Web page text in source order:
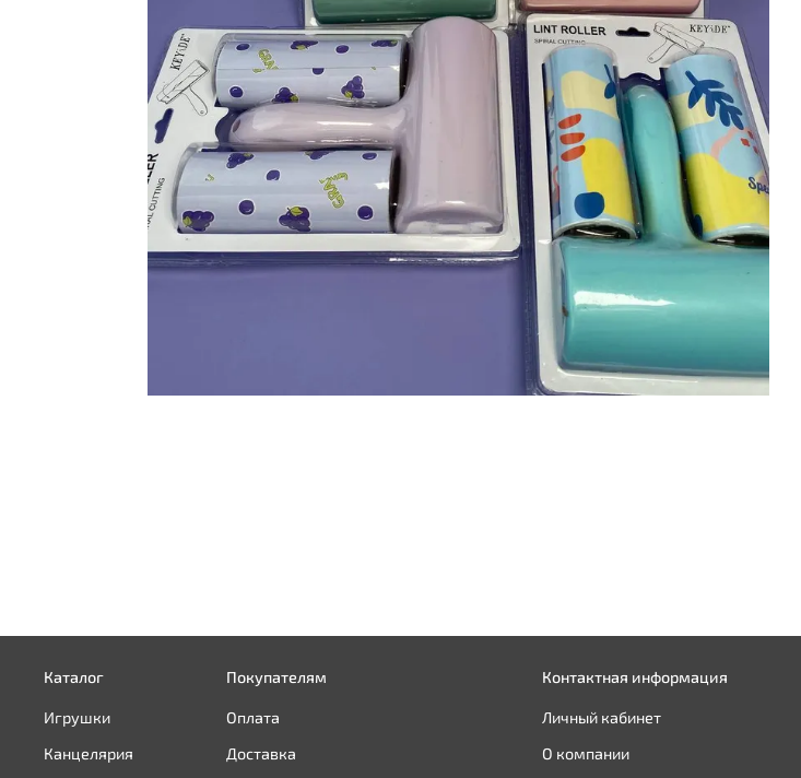
Каталог
Игрушки
Канцелярия
Покупателям
Оплата
Доставка
Контактная информация
Личный кабинет
О компании